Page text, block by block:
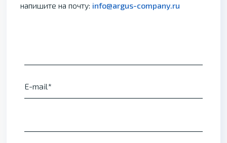
напишите на почту: info@argus-company.ru
E-mail